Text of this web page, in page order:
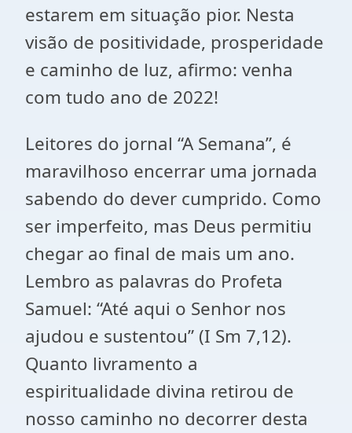
estarem em situação pior. Nesta
visão de positividade, prosperidade
e caminho de luz, afirmo: venha
com tudo ano de 2022!
Leitores do jornal “A Semana”, é
maravilhoso encerrar uma jornada
sabendo do dever cumprido. Como
ser imperfeito, mas Deus permitiu
chegar ao final de mais um ano.
Lembro as palavras do Profeta
Samuel: “Até aqui o Senhor nos
ajudou e sustentou” (I Sm 7,12).
Quanto livramento a
espiritualidade divina retirou de
nosso caminho no decorrer desta